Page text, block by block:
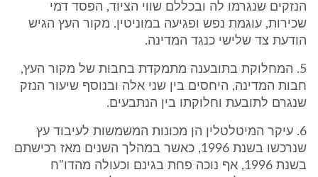
הנזקים שנגרמו לה ובכללם שווי הציוד, הפסד דמי
שכירות, עוגמת נפש ופגיעה במוניטין. מקור העץ הגיש
הודעת צד שלישי כנגד המדינה.
5. המחלוקת בתובענה מתמקדת בחבות של מקור העץ,
חבות המדינה, היחסים בין שני אלה ובנוסף שיעור הנזק
שנגרם לתובעת וחלוקתו בין הנתבעים.
6. עיקר המיטלטלין הן מכונות המשמשות לעיבוד עץ
שנרכשו בשנת 1996, כאשר במהלך השנים מאז רכישתם
בשנת 1996, אף נוכה פחת בגינם וכעולה מהדו"ח